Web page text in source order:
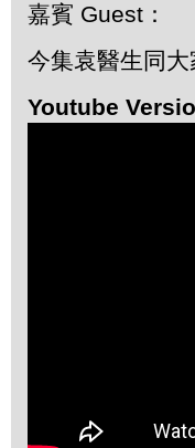
嘉賓 Guest：
今集袁醫生同大
Youtube